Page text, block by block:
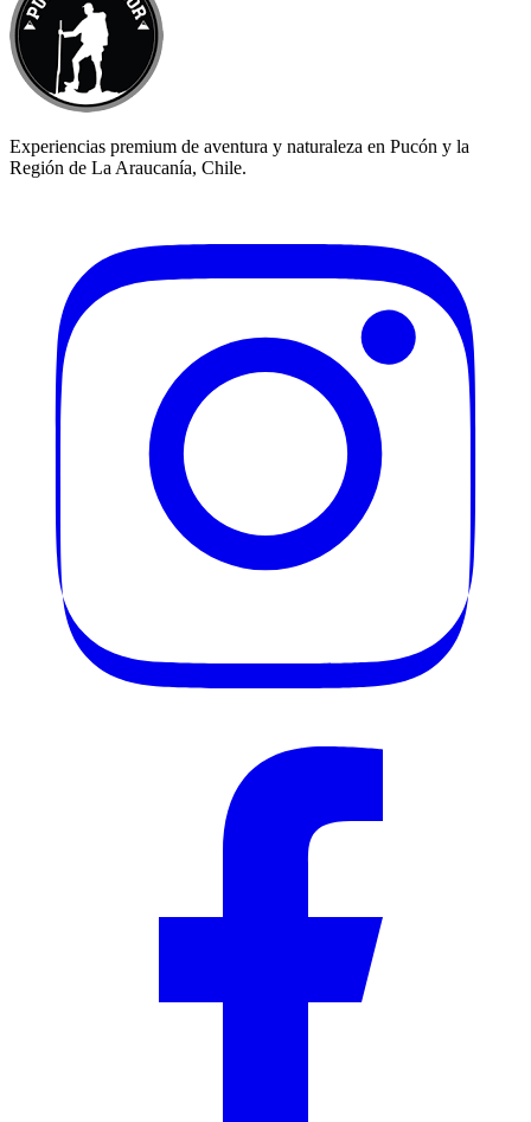
Experiencias premium de aventura y naturaleza en Pucón y la
Región de La Araucanía, Chile.